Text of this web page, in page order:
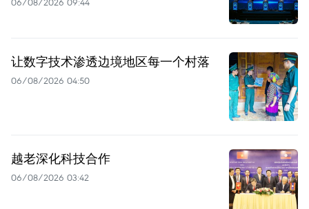
让数字技术渗透边境地区每一个村落
06/08/2026 04:50
越老深化科技合作
06/08/2026 03:42